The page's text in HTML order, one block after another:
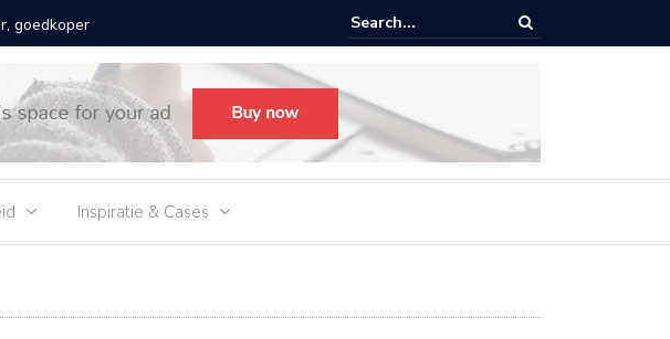
ijzersterke
Waarom je verbinding wegvalt en hoe je WIFI en netwerk meteen weer online
Inspiratie & Cases